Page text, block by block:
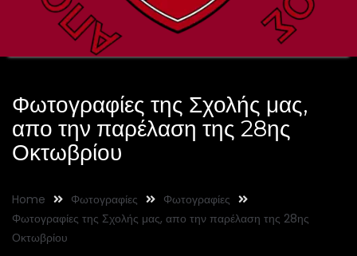
Φωτογραφίες της Σχολής μας,
απο την παρέλαση της 28ης
Οκτωβρίου
Home Φωτογραφίες
Φωτογραφίες
Φωτογραφίες της Σχολής μας, απο την παρέλαση της 28ης
Οκτωβρίου